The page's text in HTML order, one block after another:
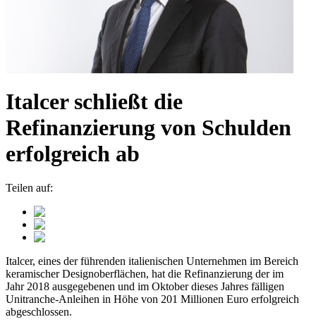
Italcer schließt die
Refinanzierung von Schulden
erfolgreich ab
Teilen auf:
Italcer, eines der führenden italienischen Unternehmen im Bereich
keramischer Designoberflächen, hat die Refinanzierung der im
Jahr 2018 ausgegebenen und im Oktober dieses Jahres fälligen
Unitranche-Anleihen in Höhe von 201 Millionen Euro erfolgreich
abgeschlossen.